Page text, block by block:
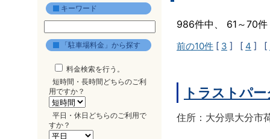
キーワード
「駐車場料金」から探す
料金検索を行う。
短時間・長時間どちらのご利
用ですか？
平日・休日どちらのご利用で
すか？
986件中、 61～70
前の10件 [ 3 ] [ 4 ] [
トラストパ
住所：大分県大分市